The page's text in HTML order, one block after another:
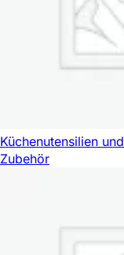
Küchenutensilien und
Zubehör